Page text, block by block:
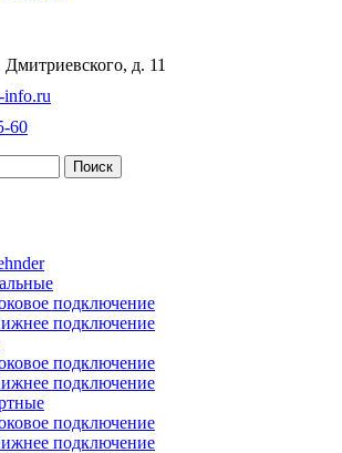
д. 11
info.ru
60
Поиск
подключение
подключение
подключение
подключение
подключение
подключение